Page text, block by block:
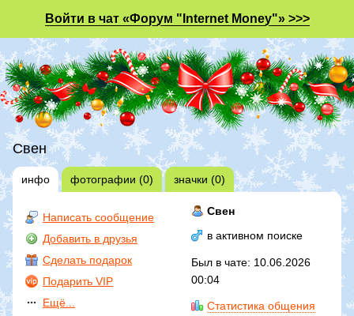
Войти в чат «Форум "Internet Money"» >>>
Свен
инфо фотографии (0) значки (0)
Написать сообщение
Добавить в друзья
Сделать подарок
Подарить VIP
Ещё...
Свен
в активном поиске
Был в чате: 10.06.2026
00:04
Статистика общения